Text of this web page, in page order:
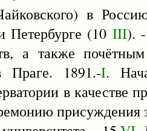
в
Петербурге (10 III).
а также
Праге. 1891.-I.
в качестве
присуждения